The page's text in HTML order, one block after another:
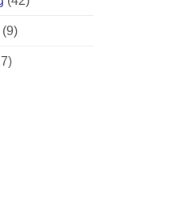
(9)